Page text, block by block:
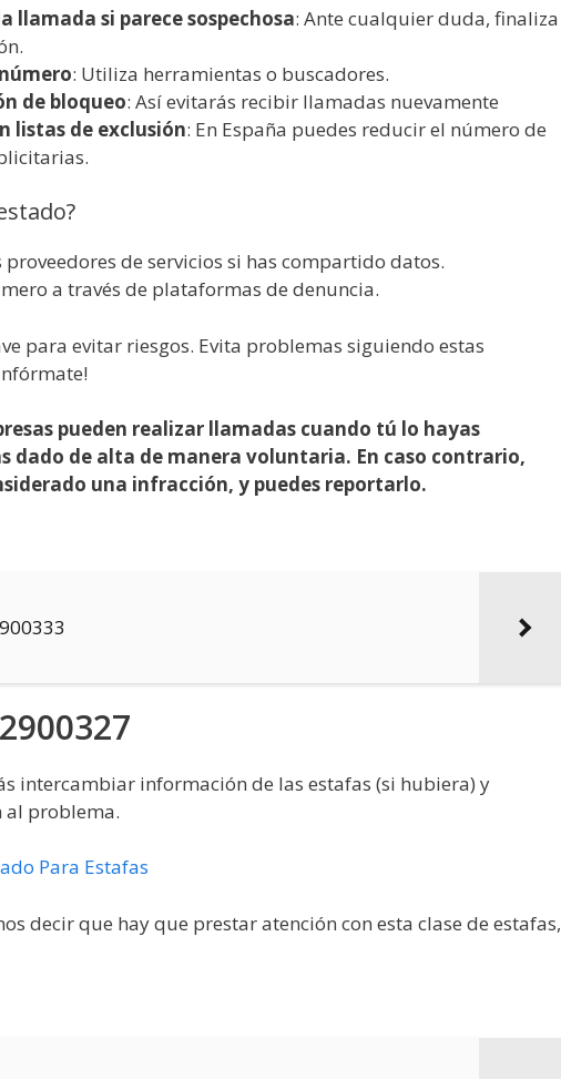
llamada si parece sospechosa: Ante cualquier duda, finaliza
: Utiliza herramientas o buscadores.
de bloqueo: Así evitarás recibir llamadas nuevamente
listas de exclusión: En España puedes reducir el número de
de servicios si has compartido datos.
a través de plataformas de denuncia.
para evitar riesgos. Evita problemas siguiendo estas
pueden realizar llamadas cuando tú lo hayas
dado de alta de manera voluntaria. En caso contrario,
una infracción, y puedes reportarlo.
intercambiar información de las estafas (si hubiera) y
al problema.
Para Estafas
decir que hay que prestar atención con esta clase de estafas,